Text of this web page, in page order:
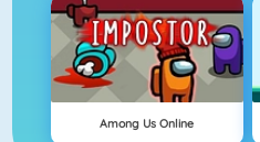
Among Us Online